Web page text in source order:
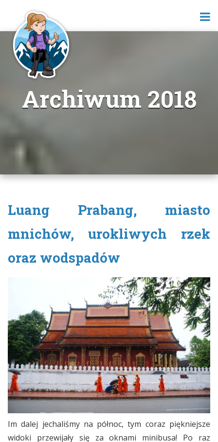
Archiwum 2018
Luang Prabang, miasto
mnichów, urokliwych rzek
oraz wodspadów
Im dalej jechaliśmy na północ, tym coraz piękniejsze
widoki przewijały się za oknami minibusa! Po raz